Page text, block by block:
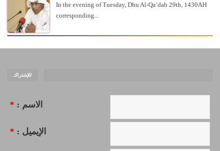
In the evening of Tuesday, Dhu Al-Qa’dah 29th, 1430AH
corresponding...
للإشتراك
الاسم : *
الإيميل : *